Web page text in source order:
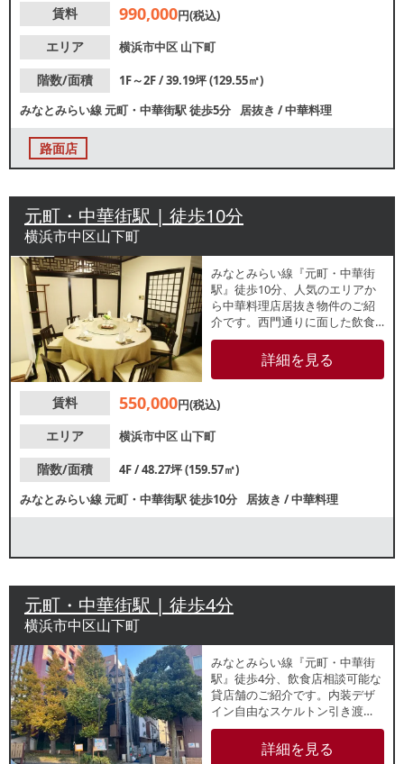
能です。
賃料 990,000円(税込)
エリア
横浜市中区 山下町
階数/面積
1F～2F / 39.19坪 (129.55㎡)
みなとみらい線元町・中華街駅徒歩5分 居抜き /中華料理
路面店
元町・中華街駅 | 徒歩10分
横浜市中区山下町
みなとみらい線『元町・中華街
駅』徒歩10分、人気のエリアか
ら中華料理店居抜き物件のご紹
介です。西門通りに面した飲食
ビル4階テナント！周辺でも類似
業態が密集しており、観光客を
中心に集客が期待できます。諸
さい。
詳細を見る
賃料 550,000円(税込)
エリア
横浜市中区 山下町
階数/面積
4F / 48.27坪 (159.57㎡)
みなとみらい線元町・中華街駅徒歩10分 居抜き /中華料理
元町・中華街駅 | 徒歩4分
横浜市中区山下町
みなとみらい線『元町・中華街
駅』徒歩4分、飲食店相談可能な
貸店舗のご紹介です。内装デザ
イン自由なスケルトン引き渡
し！約9.74坪と人気の小箱物件
で、新規開業・個人出店をお考
えの方にもおすすめです。業種
詳細を見る